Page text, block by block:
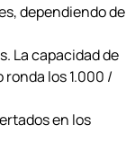
dependiendo de
La capacidad de
los 1.000 /
en los